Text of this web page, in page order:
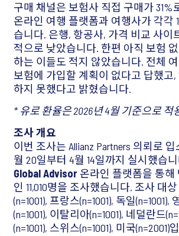
구매 채널은 보험사 직접 구매가 31%
온라인 여행 플랫폼과 여행사가 각각
습니다. 은행, 항공사, 가격 비교 사이
적으로 낮았습니다. 한편 아직 보험
하는 이들도 적지 않았습니다. 전체
보험에 가입할 계획이 없다고 답했고,
하지 못했다고 밝혔습니다.
* 유로 환율은 2026년 4월 기준으로 적
조사 개요
이번 조사는 Allianz Partners 의뢰로
월 20일부터 4월 14일까지 실시했습
Global Advisor 온라인 플랫폼을 통해
인 11,010명을 조사했습니다. 조사 대
(n=1001), 프랑스(n=1001), 독일(n=1001),
(n=1001), 이탈리아(n=1001), 네덜란드
(n=1001), 스위스(n=1001), 미국